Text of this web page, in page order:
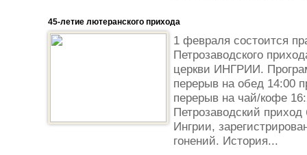
45-летие лютеранского прихода
1 февраля состоится
Петрозаводского
церкви ИНГРИИ.
перерыв на обед 14:00
перерыв на чай/кофе
Петрозаводский
Ингрии,
гонений. История...